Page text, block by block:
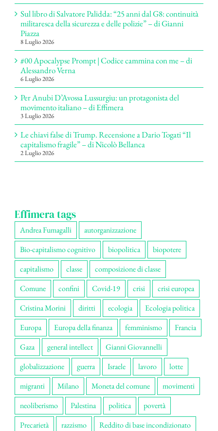
Sul libro di Salvatore Palidda: “25 anni dal G8: continuità
militaresca della sicurezza e delle polizie” – di Gianni
Piazza
8 Luglio 2026
#00 Apocalypse Prompt | Codice cammina con me – di
Alessandro Verna
6 Luglio 2026
Per Anubi D’Avossa Lussurgiu: un protagonista del
movimento italiano – di Effimera
3 Luglio 2026
Le chiavi false di Trump. Recensione a Dario Togati “Il
capitalismo fragile” – di Nicolò Bellanca
2 Luglio 2026
Effimera tags
Andrea Fumagalli
autorganizzazione
Bio-capitalismo cognitivo
biopolitica
biopotere
capitalismo
classe
composizione di classe
Comune
confini Covid-19 crisi
crisi europea
Cristina Morini
diritti ecologia
Ecologia politica
Europa
Europa della finanza femminismo
Francia
Gaza
general intellect
Gianni Giovannelli
globalizzazione
guerra Israele lavoro
lotte
migranti
Milano Moneta del comune
movimenti
neoliberismo
Palestina politica
povertà
Precarietà
razzismo Reddito di base incondizionato